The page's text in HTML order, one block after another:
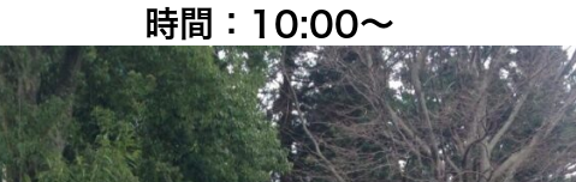
時間：10:00〜